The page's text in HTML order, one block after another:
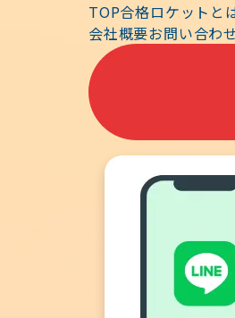
TOP合格ロケットと
会社概要お問い合わ
【申込受付】
「ログイン」をクリックする
【ユーザーの方】
最新のバージョンはアプリ画
・ログアウトして、再ログイ
・ブラウザのリロードボタン
※２０２３年版がうまく更新
グインしてお試しください。
・直近20年分（H15～R04）
（重複）は省略し、解説の最
・年度の切替により「理解度
・「法規科目のリリース」「